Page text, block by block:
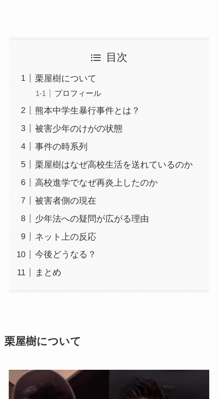
目次
栗屋樹について
プロフィール
熊本中学生暴行事件とは？
被害少年のけがの状態
事件の時系列
栗屋樹はなぜ高校生活を送れているのか
高校進学でなぜ再炎上したのか
被害者側の現在
少年法への疑問が広がる理由
ネット上の反応
今後どうなる？
まとめ
栗屋樹について